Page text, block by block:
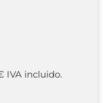
IVA incluido.